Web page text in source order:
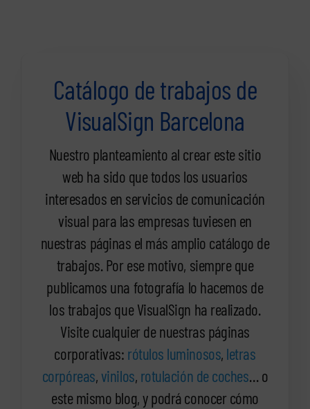
Catálogo de trabajos de
VisualSign Barcelona
Nuestro planteamiento al crear este sitio
web ha sido que todos los usuarios
interesados en servicios de comunicación
visual para las empresas tuviesen en
nuestras páginas el más amplio catálogo de
trabajos. Por ese motivo, siempre que
publicamos una fotografía lo hacemos de
los trabajos que VisualSign ha realizado.
Visite cualquier de nuestras páginas
corporativas: rótulos luminosos, letras
corpóreas,vinilos, rotulación de coches… o
este mismo blog, y podrá conocer cómo